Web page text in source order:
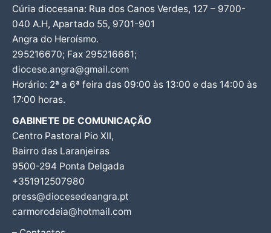
Cúria diocesana: Rua dos Canos Verdes, 127 – 9700-
040 A.H, Apartado 55, 9701-901
Angra do Heroísmo.
295216670; Fax 295216661;
diocese.angra@gmail.com
Horário: 2ª a 6ª feira das 09:00 às 13:00 e das 14:00 às
17:00 horas.
GABINETE DE COMUNICAÇÃO
Centro Pastoral Pio XII,
Bairro das Laranjeiras
9500-294 Ponta Delgada
+351912507980
press@diocesedeangra.pt
carmorodeia@hotmail.com